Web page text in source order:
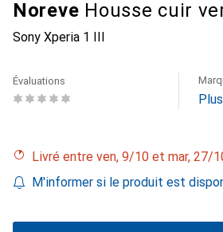
Noreve Housse cuir
Sony Xperia 1 III
Évaluations
Livré entre ven, 9/10 et mar, 27/
M'informer si le produit est